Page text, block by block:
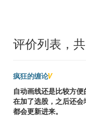
评价列表，共
疯狂的缠论V
自动画线还是比较方
在加了选股，之后还
都会更新进来。